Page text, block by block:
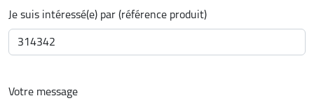
Je suis intéressé(e) par (référence produit)
Votre message